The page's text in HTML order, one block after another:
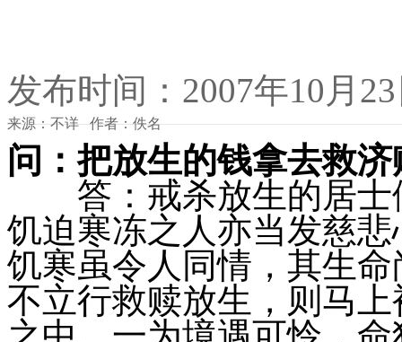
发布时间：2007年10月
来源：不详 作者：佚名
问：把放生的钱拿去救
答：戒杀放生的居士
饥迫寒冻之人亦当发慈
饥寒虽令人同情，其生
不立行救赎放生，则马